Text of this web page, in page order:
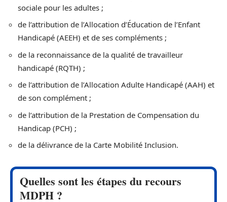
sociale pour les adultes ;
de l’attribution de l’Allocation d’Éducation de l’Enfant
Handicapé (AEEH) et de ses compléments ;
de la reconnaissance de la qualité de travailleur
handicapé (RQTH) ;
de l’attribution de l’Allocation Adulte Handicapé (AAH) et
de son complément ;
de l’attribution de la Prestation de Compensation du
Handicap (PCH) ;
de la délivrance de la Carte Mobilité Inclusion.
Quelles sont les étapes du recours
MDPH ?